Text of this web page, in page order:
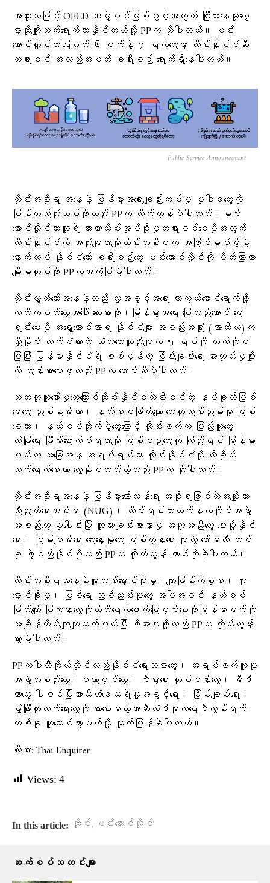
အထူးသဖြင့် OECD အဖွဲ့ဝင်ဖြစ်ခွင့်အတွက် ကြိုးစားနေမှုတွေ
မှာဆိုးကျိုးသက်ရောက်လာနိုင်တယ်လို့ PPက ဆိုပါတယ်။ မင်း
အောင်လှိုင်ဟာဩဂုတ် ၆ ရက်နဲ့ ၇ ရက်တွေမှာ ထိုင်းနိုင်ငံဆီ
တရားဝင် အလည်အပတ် ခရီးစဉ် ရောက်ရှိနေပါတယ်။
Public Service Announcement
ထိုင်းအစိုးရ အနေနဲ့ မြန်မာ့အရေးချဉ်းကပ်မှု မူဝါဒတွေကို
ပြန်လည်သုံးသပ်ဖို့လည်း PPက တိုက်တွန်းခဲ့ပါတယ်။မင်း
အောင်လှိုင်ဟာသူ့ရဲ့ အာဏာသိမ်းအုပ်စိုးမှုတရားဝင်စေဖို့အတွက်
ထိုင်းနိုင်ငံကို အသုံးချတာမျိုးထိုင်းအစိုးရက အဖြစ်မခံဖို့နဲ့
နောက်ထပ် နိုင်ငံတော် ခရီးစဉ်တွေ မင်းအောင်လှိုင်ကို ဖိတ်ကြားတာ
မျိုးမလုပ်ဖို့ PPကအကြံပြုခဲ့ပါတယ်။
ထိုင်းလွှတ်တော်အနေနဲ့လည်း လူ့အခွင့်အရေး ကာကွယ်စောင့်ရှောက်ဖို့
ကတိကဝတ်တွေအပေါ် လေးစားဖို့၊မြန်မာ့အရေး ပြေလည်အောင် ဖြေ
ရှင်းပေးဖို့ အရှေ့တောင်အာရှ နိုင်ငံများ အစည်းအရုံး (အာဆီယံ)က
ညှိနှိုင်း လက်ခံထားတဲ့ ဘုံသဘောတူညီချက် ၅ ရပ်ကို လက်ကိုင်
ပြုပြီး မြန်မာနိုင်ငံရဲ့ စစ်မှန်တဲ့ ငြိမ်းချမ်းရေး အားထုတ်မှုမျိုး
ကို တွန်းအားပေးဖို့လည်း PPက တောင်းဆိုခဲ့ပါတယ်။
သတ္တုတူးဖော်မှုတွေကြောင့်ထိုင်းနိုင်ငံထဲစီးဝင်တဲ့ နမ့်ခုတ်မြစ်
ရေတွေ ညစ်နွမ်းတာ၊ နယ်စပ်ဖြတ်ကျော် လေထုညစ်ညမ်းမှု ဖြစ်
စေတာ၊ နယ်စပ်တိုက်ပွဲတွေကြောင့် ထိုင်းဖက်က ပြည်သူတွေ
လုံခြုံရေး ခြိမ်းခြောက်ခံရတာမျိုး ဖြစ်စဉ်တွေကို ကြည့်ရင် မြန်မာ
ဖက်က အခြေအနေ အရပ်ရပ်ဟာ ထိုင်းနိုင်ငံကို ထိခိုက်
သက်ရောက်စေတာ တွေ့နိုင်တယ်လို့လည်း PPက ဆိုပါတယ်။
ထိုင်းအစိုးရအ​နေနဲ့ မြန်မာ့တော်လှန်ရေး အစိုးရဖြစ်တဲ့အမျိုးသား
ညီညွတ်ရေးအစိုးရ (NUG)၊ တိုင်းရင်းသားလက်နက်ကိုင်အဖွဲ့
အစည်းတွေ ပူးပေါင်းပြီး လူသားချင်းစာနာမှု အကူအညီတွေ ပေးပို့နိုင်
ရေး၊ ငြိမ်းချမ်းရေး ဆွေးနွေးမှုတွေ ဖြစ်ထွန်းရေး ပူးတွဲ ကော်မတီ တစ်
ခု ဖွဲ့စည်းနိုင်ဖို့လည်း PPက တိုက်တွန်း တောင်းဆိုခဲ့ပါတယ်။
ထိုင်းအစိုးရအနေနဲ့မူးယစ်မှောင်ခိုမှု၊ကျားဖြန့်ကိစ္စ၊ လူ
မှောင်ခိုမှု၊ မြစ်ရေ ညစ်ညမ်းမှုတွေ အပါအဝင် နယ်စပ်
ဖြတ်ကျော် ပြဿနာတွေကိုထိထိရောက်ရောက်ဖြေရှင်းပေးဖို့မြန်မာဖက်ကို
အချိန်တိတိကျကျသတ်မှတ်ပြီး ဖိအားပေးဖို့လည်း PPက တိုက်တွန်း
သွားခဲ့ပါတယ်။
PPကပါတီကိုယ်တိုင်လည်းနိုင်ငံရေးသမားတွေ၊ အရပ်ဖက်လူမှု
အဖွဲ့အစည်းတွေ၊ပညာရှင်တွေ၊ စီးပွားရေး လုပ်ငန်းတွေ၊ မီဒီ
ယာတွေ ပါဝင်ပြီးအာဆီယံဒေသရဲ့လူ့အခွင့်ရေး၊ ငြိမ်းချမ်းရေး၊
ဖွံ့ဖြိုးတိုးတက်ရေးတွေကို အားပေးမယ့်အာဆီယံဒီမိုကရေစီကွန်ရက်
တစ်ခု ထူထောင်သွားမယ်လို့ ထုတ်ပြန်ခဲ့ပါတယ်။
ကိုးကား: Thai Enquirer
Views: 4
In this article: ထိုင်း, မင်းအောင်လှိုင်
ဆက်စပ်သတင်းများ